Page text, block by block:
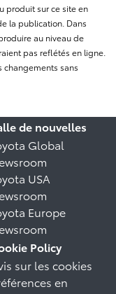
produit sur ce site en
la publication. Dans
au niveau de
pas reflétés en ligne.
changements sans
de nouvelles
Global
USA
Europe
Policy
sur les cookies
en